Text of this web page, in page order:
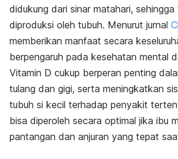
didukung dari sinar matahari,
diproduksi oleh tubuh. Menurut jurnal
memberikan manfaat secara
berpengaruh pada kesehatan mental
Vitamin D cukup berperan penting
tulang dan gigi, serta meningkatkan
tubuh si kecil terhadap penyakit
bisa diperoleh secara optimal jika ibu
pantangan dan anjuran yang tepat